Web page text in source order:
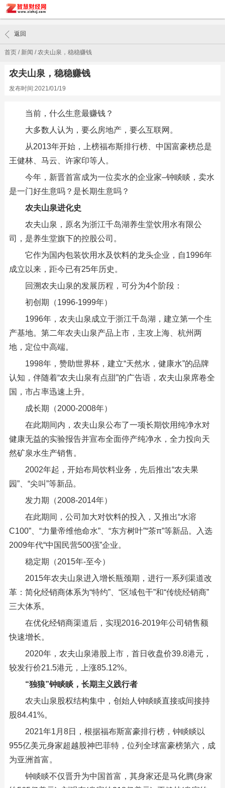
首页/ 新闻 /农夫山泉，稳稳赚钱
返回
农夫山泉，稳稳赚钱
发布时间:2021/01/19
当前，什么生意最赚钱？
大多数人认为，要么房地产，要么互联网。
从2013年开始，上榜福布斯排行榜、中国富豪榜总是
王健林、马云、许家印等人。
今年，新晋首富成为一位卖水的企业家–钟睒睒，卖水
是一门好生意吗？是长期生意吗？
农夫山泉进化史
农夫山泉，原名为浙江千岛湖养生堂饮用水有限公
司，是养生堂旗下的控股公司。
它作为国内包装饮用水及饮料的龙头企业，自1996年
成立以来，距今已有25年历史。
回溯农夫山泉的发展历程，可分为4个阶段：
初创期（1996-1999年）
1996年，农夫山泉成立于浙江千岛湖，建立第一个生
产基地。第二年农夫山泉产品上市，主攻上海、杭州两
地，定位中高端。
1998年，赞助世界杯，建立“天然水，健康水”的品牌
认知，伴随着“农夫山泉有点甜”的广告语，农夫山泉席卷全
国，市占率迅速上升。
成长期（2000-2008年）
在此期间内，农夫山泉公布了一项长期饮用纯净水对
健康无益的实验报告并宣布全面停产纯净水，全力投向天
然矿泉水生产销售。
2002年起，开始布局饮料业务，先后推出“农夫果
园”、“尖叫”等新品。
发力期（2008-2014年）
在此期间，公司加大对饮料的投入，又推出“水溶
C100”、“力量帝维他命水”、“东方树叶”“茶π”等新品。入选
2009年代“中国民营500强”企业。
稳定期（2015年-至今）
2015年农夫山泉进入增长瓶颈期，进行一系列渠道改
革：简化经销商体系为“特约”、“区域包干”和“传统经销商”
三大体系。
在优化经销商渠道后，实现2016-2019年公司销售额
快速增长。
2020年，农夫山泉港股上市，首日收盘价39.8港元，
较发行价21.5港元，上涨85.12%。
“独狼”钟睒睒，长期主义践行者
农夫山泉股权结构集中，创始人钟睒睒直接或间接持
股84.41%。
2021年1月8日，根据福布斯富豪排行榜，钟睒睒以
955亿美元身家超越股神巴菲特，位列全球富豪榜第六，成
为亚洲首富。
钟睒睒不仅晋升为中国首富，其身家还是马化腾(身家